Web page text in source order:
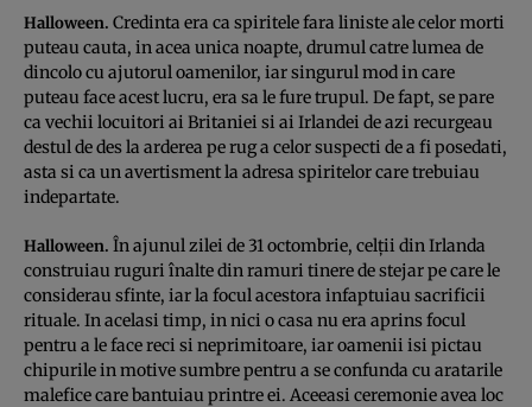
Halloween. Credinta era ca spiritele fara liniste ale celor morti
puteau cauta, in acea unica noapte, drumul catre lumea de
dincolo cu ajutorul oamenilor, iar singurul mod in care
puteau face acest lucru, era sa le fure trupul. De fapt, se pare
ca vechii locuitori ai Britaniei si ai Irlandei de azi recurgeau
destul de des la arderea pe rug a celor suspecti de a fi posedati,
asta si ca un avertisment la adresa spiritelor care trebuiau
indepartate.
Halloween. În ajunul zilei de 31 octombrie, celţii din Irlanda
construiau ruguri înalte din ramuri tinere de stejar pe care le
considerau sfinte, iar la focul acestora infaptuiau sacrificii
rituale. In acelasi timp, in nici o casa nu era aprins focul
pentru a le face reci si neprimitoare, iar oamenii isi pictau
chipurile in motive sumbre pentru a se confunda cu aratarile
malefice care bantuiau printre ei. Aceeasi ceremonie avea loc